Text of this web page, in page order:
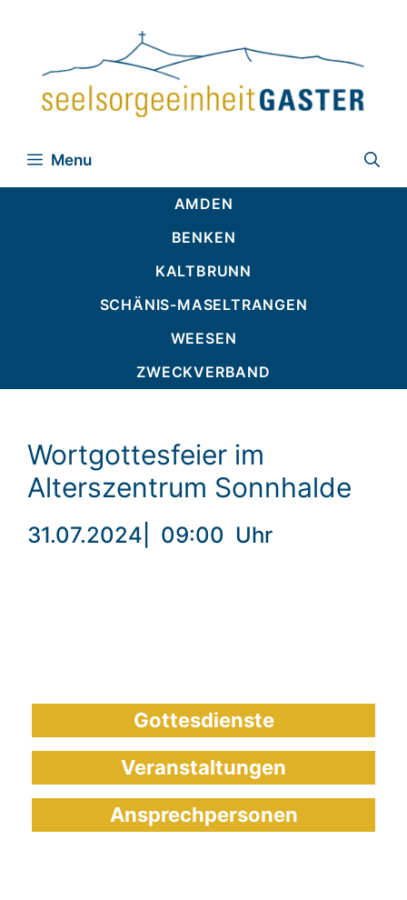
Menu
AMDEN
BENKEN
KALTBRUNN
SCHÄNIS-MASELTRANGEN
WEESEN
ZWECKVERBAND
Wortgottesfeier im
Alterszentrum Sonnhalde
31.07.2024 09:00 Uhr
Gottesdienste
Veranstaltungen
Ansprechpersonen